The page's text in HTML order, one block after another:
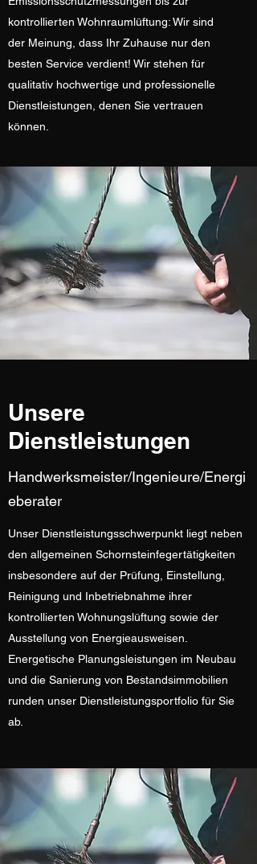
kontrollierten Wohnraumlüftung: Wir sind
der Meinung, dass Ihr Zuhause nur den
besten Service verdient! Wir stehen für
qualitativ hochwertige und professionelle
Dienstleistungen, denen Sie vertrauen
können.
Unsere
Dienstleistungen
Handwerksmeister/Ingenieure/Energi
eberater
Unser Dienstleistungsschwerpunkt liegt neben
den allgemeinen Schornsteinfegertätigkeiten
insbesondere auf der Prüfung, Einstellung,
Reinigung und Inbetriebnahme ihrer
kontrollierten Wohnungslüftung sowie der
Ausstellung von Energieausweisen.
Energetische Planungsleistungen im Neubau
und die Sanierung von Bestandsimmobilien
runden unser Dienstleistungsportfolio für Sie
ab.